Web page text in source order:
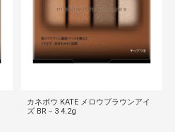
カネボウ KATE メロウブラウンアイ
ズ BR－3 4.2g